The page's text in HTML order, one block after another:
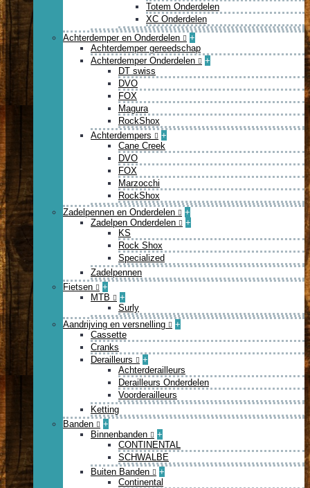
Totem Onderdelen
XC Onderdelen
Achterdemper en Onderdelen
+
Achterdemper gereedschap
Achterdemper Onderdelen
+
DT swiss
DVO
FOX
Magura
RockShox
Achterdempers
+
Cane Creek
DVO
FOX
Marzocchi
RockShox
Zadelpennen en Onderdelen
+
Zadelpen Onderdelen
+
KS
Rock Shox
Specialized
Zadelpennen
Fietsen
+
MTB
+
Surly
Aandrijving en versnelling
+
Cassette
Cranks
Derailleurs
+
Achterderailleurs
Derailleurs Onderdelen
Voorderailleurs
Ketting
Banden
+
Binnenbanden
+
CONTINENTAL
SCHWALBE
Buiten Banden
+
Continental